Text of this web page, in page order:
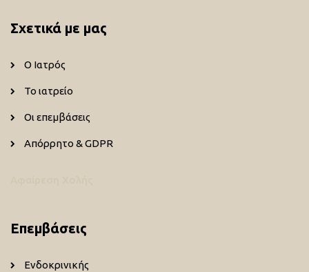
Σχετικά με μας
Ο Ιατρός
Το ιατρείο
Οι επεμβάσεις
Απόρρητο & GDPR
Επεμβάσεις
Ενδοκρινικής